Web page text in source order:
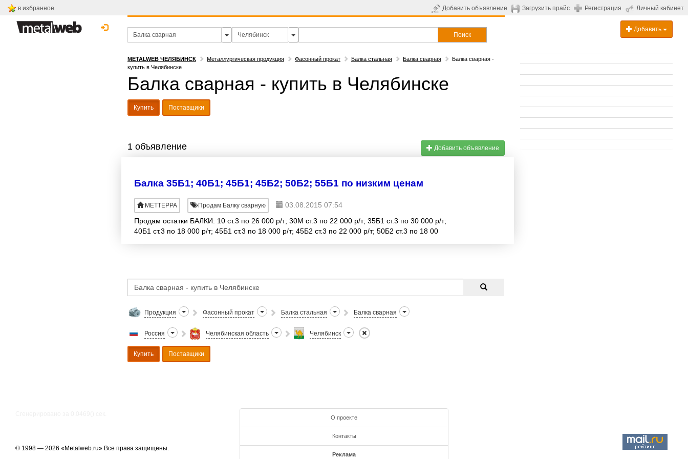
в избранное Добавить объявление Загрузить прайс Регистрация Личный кабинет
Поиск
Добавить
METALWEB ЧЕЛЯБИНСК Металлургическая продукция Фасонный прокат Балка стальная Балка сварная
Балка сварная -
купить в Челябинске
Балка сварная - купить в Челябинске
Купить Поставщики
1 объявление Добавить объявление
Балка 35Б1; 40Б1; 45Б1; 45Б2; 50Б2; 55Б1 по низким ценам
МЕТТЕРРА Продам Балку сварную
03.08.2015 07:54
Продам остатки БАЛКИ: 10 ст.3 по 26 000 р/т; 30М ст.3 по 22 000 р/т; 35Б1 ст.3 по 30 000 р/т;
40Б1 ст.3 по 18 000 р/т; 45Б1 ст.3 по 18 000 р/т; 45Б2 ст.3 по 22 000 р/т; 50Б2 ст.3 по 18 00
Продукция Фасонный прокат Балка стальная Балка сварная
Россия Челябинская область Челябинск
Купить Поставщики
© 1998 — 2026 «Metalweb.ru» Все права защищены.
О проекте
Контакты
Реклама